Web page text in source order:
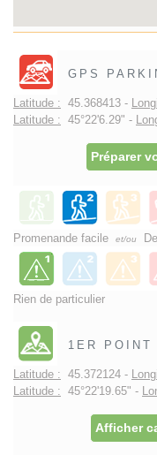
GPS
Latitude : 45.368413 -
Latitude : 45°22'6.29" -
Préparer
Promenande facile et/ou
Rien de particulier
1ER
Latitude : 45.372124 -
Latitude : 45°22'19.65" -
Afficher